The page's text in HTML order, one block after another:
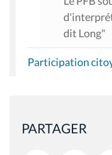
dit Long"
Participation
PARTAGER